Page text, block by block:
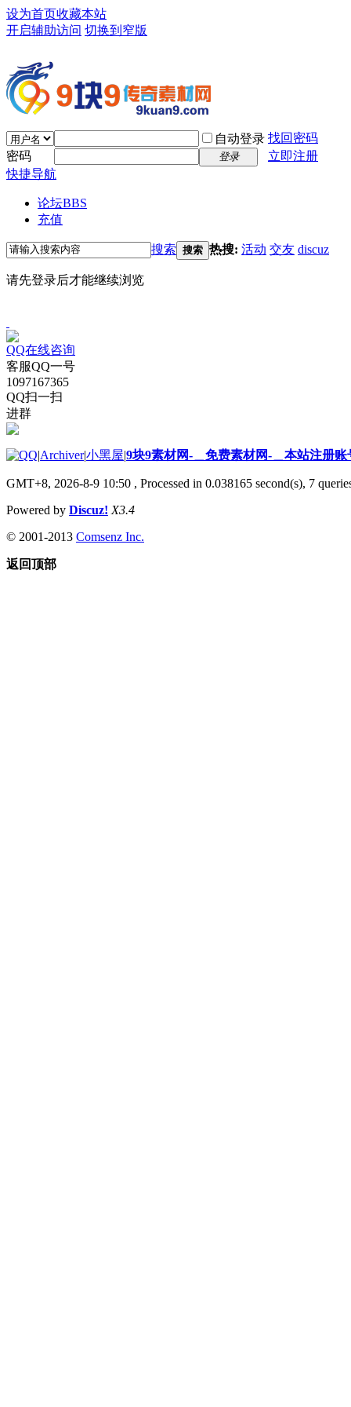
设为首页收藏本站
开启辅助访问 切换到窄版
自动登录 找回密码
密码
登录
立即注册
快捷导航
论坛BBS
充值
搜索 搜索 热搜: 活动 交友 discuz
请先登录后才能继续浏览
QQ在线咨询
客服QQ一号
1097167365
QQ扫一扫
进群
|Archiver|小黑屋|9块9素材网-＿免费素材网-＿本站注册账
GMT+8, 2026-8-9 10:50 , Processed in 0.038165 second(s), 7
Powered by Discuz! X3.4
© 2001-2013 Comsenz Inc.
返回顶部